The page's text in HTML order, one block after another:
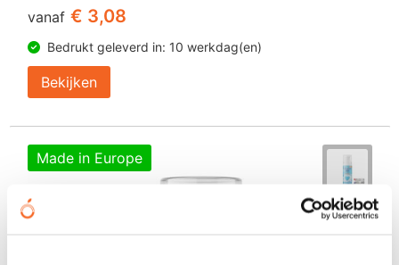
vanaf € 3,08
Bedrukt geleverd in: 10 werkdag(en)
Bekijken
Made in Europe